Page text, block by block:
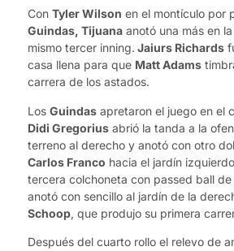
Con Tyler Wilson en el montículo por
Guindas, Tijuana anotó una más en
mismo tercer inning. Jaiurs Richards
casa llena para que Matt Adams
carrera de los astados.
Los Guindas apretaron el juego en el
Didi Gregorius abrió la tanda a la
terreno al derecho y anotó con otro
Carlos Franco hacia el jardín
tercera colchoneta con passed ball de
anotó con sencillo al jardín de la
Schoop, que produjo su primera
Después del cuarto rollo el relevo de